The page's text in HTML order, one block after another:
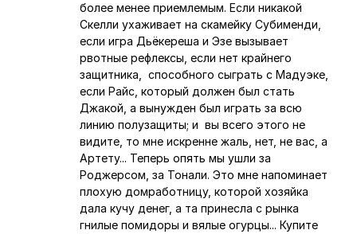
более менее приемлемым. Если никакой
Скелли ухаживает на скамейку Субименди,
если игра Дьёкереша и Эзе вызывает
рвотные рефлексы, если нет крайнего
защитника, способного сыграть с Мадуэке,
если Райс, который должен был стать
Джакой, а вынужден был играть за всю
линию полузащиты; и вы всего этого не
видите, то мне искренне жаль, нет, не вас, а
Артету... Теперь опять мы ушли за
Роджерсом, за Тонали. Это мне напоминает
плохую домработницу, которой хозяйка
дала кучу денег, а та принесла с рынка
гнилые помидоры и вялые огурцы... Купите